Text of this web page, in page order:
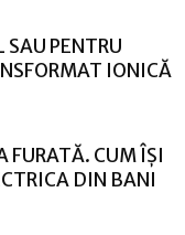
PENTRU
IONICĂ
FURATĂ. CUM ÎȘI
DIN BANI